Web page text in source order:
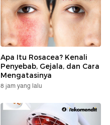
Apa Itu Rosacea? Kenali
Penyebab, Gejala, dan Cara
Mengatasinya
8 jam yang lalu